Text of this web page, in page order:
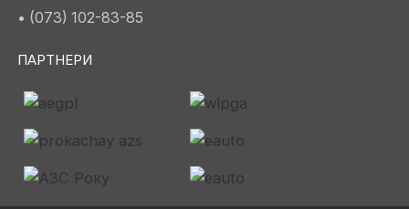
• (073) 102-83-85
ПАРТНЕРИ